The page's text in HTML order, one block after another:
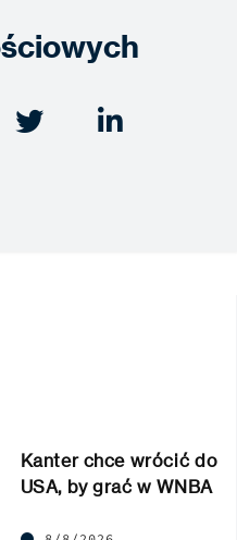
 
Kanter chce wrócić do
USA, by grać w WNBA